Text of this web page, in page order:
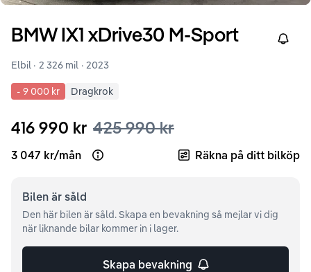
BMW IX1 xDrive30 M-Sport Right
Elbil · 2 326 mil · 2023
- 9 000 kr Dragkrok
416 990 kr 425 990 kr
3 047 kr/mån Open loan example Räkna på ditt bilköp
Bilen är såld
Den här bilen är såld. Skapa en bevakning så mejlar vi dig
när liknande bilar kommer in i lager.
Skapa bevakning